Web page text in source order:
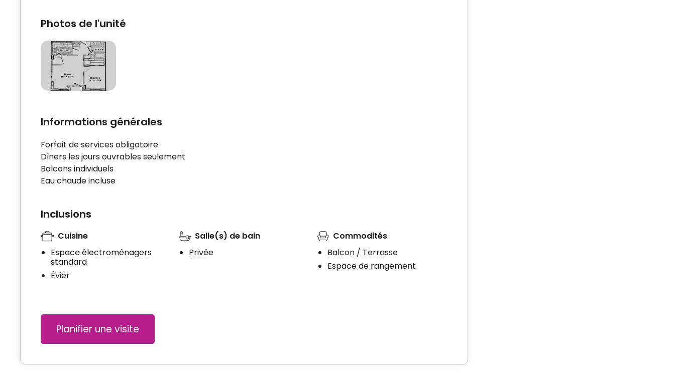
Photos de l'unité
Informations générales
Forfait de services obligatoire
Dîners les jours ouvrables seulement
Balcons individuels
Eau chaude incluse
Inclusions
Cuisine
Espace électroménagers
standard
Évier
Salle(s) de bain
Privée
Commodités
Balcon / Terrasse
Espace de rangement
Planifier une visite